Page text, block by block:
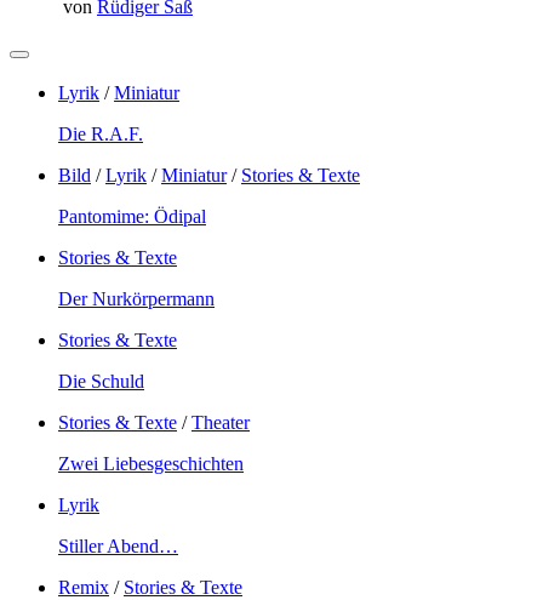
von Rüdiger Saß
Lyrik /Miniatur
Die R.A.F.
Bild /Lyrik /Miniatur/ Stories & Texte
Pantomime: Ödipal
Stories & Texte
Der Nurkörpermann
Stories & Texte
Die Schuld
Stories & Texte /Theater
Zwei Liebesgeschichten
Lyrik
Stiller Abend…
Remix / Stories & Texte